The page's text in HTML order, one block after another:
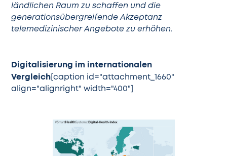
ländlichen Raum zu schaffen und die
generationsübergreifende Akzeptanz
telemedizinischer Angebote zu erhöhen.​
Digitalisierung im internationalen
Vergleich [caption id="attachment_1660"
align="alignright" width="400"]